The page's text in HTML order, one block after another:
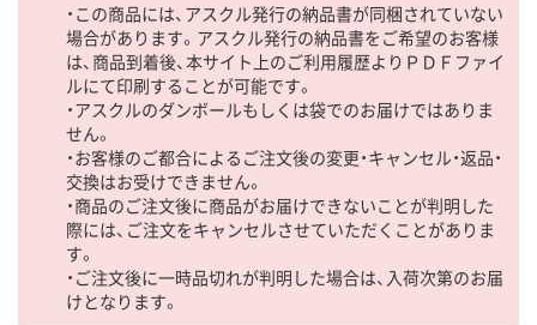
・この商品には、アスクル発行の納品書が同梱されていない
場合があります。アスクル発行の納品書をご希望のお客様
は、商品到着後、本サイト上のご利用履歴よりＰＤＦファイ
ルにて印刷することが可能です。
・アスクルのダンボールもしくは袋でのお届けではありま
せん。
・お客様のご都合によるご注文後の変更・キャンセル・返品・
交換はお受けできません。
・商品のご注文後に商品がお届けできないことが判明した
際には、ご注文をキャンセルさせていただくことがありま
す。
・ご注文後に一時品切れが判明した場合は、入荷次第のお届
けとなります。